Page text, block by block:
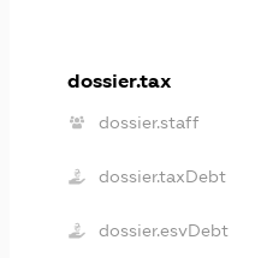
dossier.tax
dossier.staff
dossier.taxDebt
dossier.esvDebt